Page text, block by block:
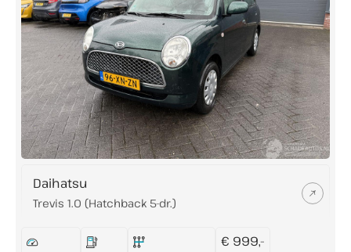
Daihatsu
Trevis 1.0 (Hatchback 5-dr.)
€ 999,-